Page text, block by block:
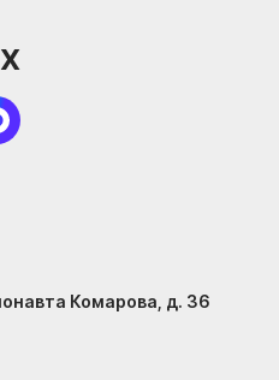
Комарова, д. 36